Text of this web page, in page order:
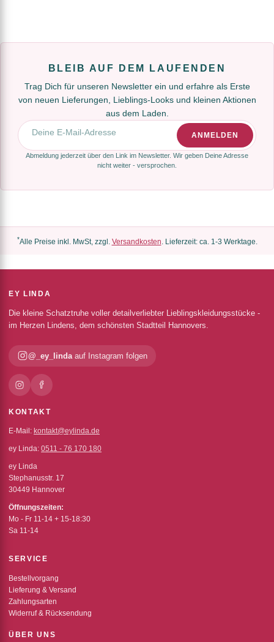
BLEIB AUF DEM LAUFENDEN
Trag Dich für unseren Newsletter ein und erfahre als Erste
von neuen Lieferungen, Lieblings-Looks und kleinen Aktionen
aus dem Laden.
E-Mail-Adresse
ANMELDEN
Abmeldung jederzeit über den Link im Newsletter. Wir geben Deine Adresse
nicht weiter - versprochen.
*Alle Preise inkl. MwSt, zzgl. Versandkosten. Lieferzeit: ca. 1-3 Werktage.
EY LINDA
Die kleine Schatztruhe voller detailverliebter Lieblingskleidungsstücke -
im Herzen Lindens, dem schönsten Stadtteil Hannovers.
@_ey_linda auf Instagram folgen
KONTAKT
E-Mail: kontakt@eylinda.de
ey Linda: 0511 - 76 170 180
ey Linda
Stephanusstr. 17
30449 Hannover
Öffnungszeiten:
Mo - Fr 11-14 + 15-18:30
Sa 11-14
SERVICE
Bestellvorgang
Lieferung & Versand
Zahlungsarten
Widerruf & Rücksendung
ÜBER UNS